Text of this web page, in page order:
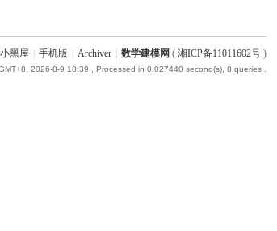
小黑屋 手机版 Archiver 数学建模网 ( 湘ICP备11011602号)
2026-8-9 18:39 , Processed in 0.027440 second(s), 8 queries .